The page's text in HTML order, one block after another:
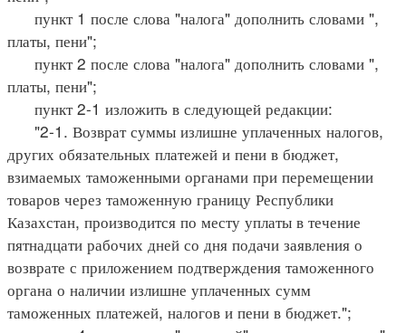
пункт 1 после слова "налога" дополнить словами ",
платы, пени";
пункт 2 после слова "налога" дополнить словами ",
платы, пени";
пункт 2-1 изложить в следующей редакции:
"2-1. Возврат суммы излишне уплаченных налогов,
других обязательных платежей и пени в бюджет,
взимаемых таможенными органами при перемещении
товаров через таможенную границу Республики
Казахстан, производится по месту уплаты в течение
пятнадцати рабочих дней со дня подачи заявления о
возврате с приложением подтверждения таможенного
органа о наличии излишне уплаченных сумм
таможенных платежей, налогов и пени в бюджет.";